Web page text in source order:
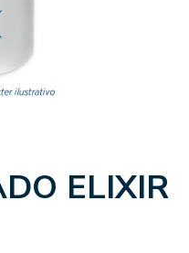
ELIXIR